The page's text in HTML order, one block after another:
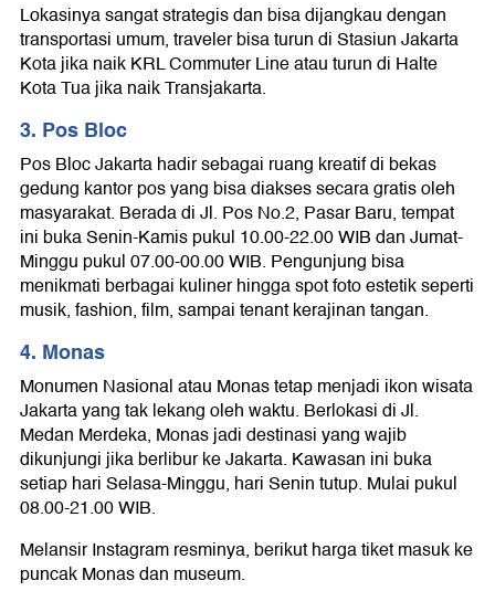
Lokasinya sangat strategis dan bisa dijangkau dengan
transportasi umum, traveler bisa turun di Stasiun Jakarta
Kota jika naik KRL Commuter Line atau turun di Halte
Kota Tua jika naik Transjakarta.
3. Pos Bloc
Pos Bloc Jakarta hadir sebagai ruang kreatif di bekas
gedung kantor pos yang bisa diakses secara gratis oleh
masyarakat. Berada di Jl. Pos No.2, Pasar Baru, tempat
ini buka Senin-Kamis pukul 10.00-22.00 WIB dan Jumat-
Minggu pukul 07.00-00.00 WIB. Pengunjung bisa
menikmati berbagai kuliner hingga spot foto estetik seperti
musik, fashion, film, sampai tenant kerajinan tangan.
4. Monas
Monumen Nasional atau Monas tetap menjadi ikon wisata
Jakarta yang tak lekang oleh waktu. Berlokasi di Jl.
Medan Merdeka, Monas jadi destinasi yang wajib
dikunjungi jika berlibur ke Jakarta. Kawasan ini buka
setiap hari Selasa-Minggu, hari Senin tutup. Mulai pukul
08.00-21.00 WIB.
Melansir Instagram resminya, berikut harga tiket masuk ke
puncak Monas dan museum.